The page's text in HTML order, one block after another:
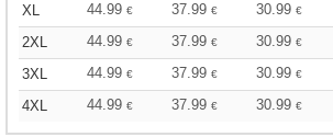
XL
44.99 € 37.99 € 30.99 €
2XL
44.99 € 37.99 € 30.99 €
3XL
44.99 € 37.99 € 30.99 €
4XL
44.99 € 37.99 € 30.99 €